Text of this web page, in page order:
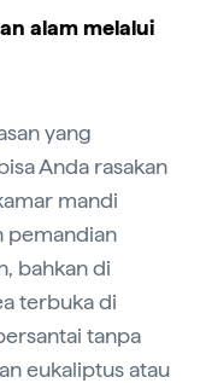
alam melalui
yang
Anda rasakan
mandi
pemandian
bahkan di
terbuka di
tanpa
eukaliptus atau